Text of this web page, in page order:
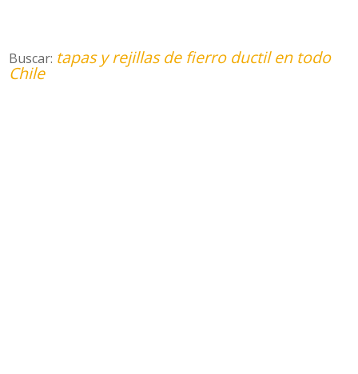
Buscar: tapas y rejillas de fierro ductil en todo
Chile